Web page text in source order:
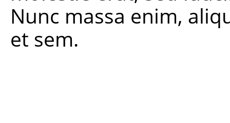
Nunc massa enim,
et sem.